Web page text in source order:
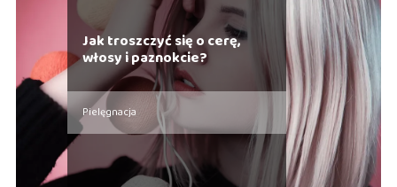
Jak troszczyć się o cerę,
włosy i paznokcie?
Pielęgnacja